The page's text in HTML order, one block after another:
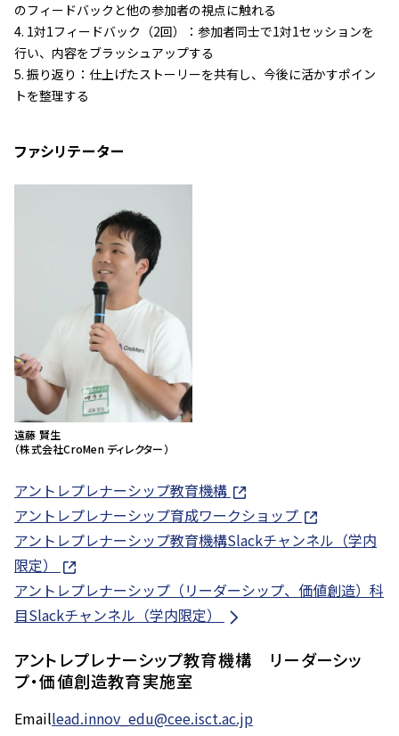
のフィードバックと他の参加者の視点に触れる
4. 1対1フィードバック（2回）：参加者同士で1対1セッションを
行い、内容をブラッシュアップする
5. 振り返り：仕上げたストーリーを共有し、今後に活かすポイン
トを整理する
ファシリテーター
遠藤 賢生
（株式会社CroMen ディレクター）
アントレプレナーシップ教育機構
アントレプレナーシップ育成ワークショップ
アントレプレナーシップ教育機構Slackチャンネル（学内
限定）
アントレプレナーシップ（リーダーシップ、価値創造）科
目Slackチャンネル（学内限定）
アントレプレナーシップ教育機構 リーダーシッ
プ・価値創造教育実施室
Emaillead.innov_edu@cee.isct.ac.jp